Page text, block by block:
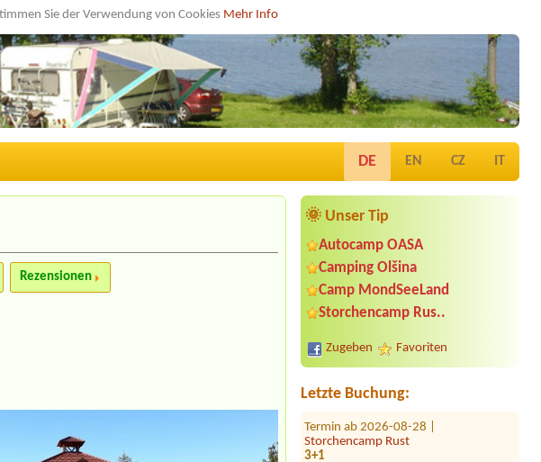
Sie der Verwendung von Cookies Mehr Info
DE EN CZ IT
🌞 Unser Tip
Autocamp OASA
Camping Olšina
Camp MondSeeLand
Storchencamp Rus..
Zugeben Favoriten
Letzte Buchung:
Termin ab 2026-08-31 |Campingplatz
Neufelder See
1×Zeltolatz für 2 Personen
Termin ab 2026-07-31 |Camping und
Storchencamp Rust
3+1
Rezensionen